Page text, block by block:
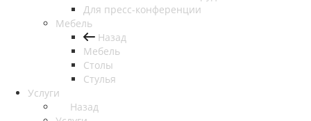
Для пресс-конференции
Мебель
Назад
Мебель
Столы
Стулья
Услуги
Назад